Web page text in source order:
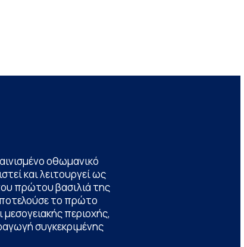
οθωμανικό
και λειτουργεί ως
πρώτου βασιλιά της
το πρώτο
περιοχής,
συγκεκριμένης